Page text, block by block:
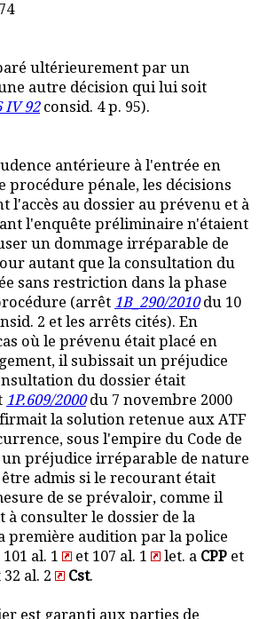
ultérieurement par un
autre décision qui lui soit
IV 92consid. 4 p. 95).
antérieure à l'entrée en
procédure pénale, les décisions
l'accès au dossier au prévenu et à
l'enquête préliminaire n'étaient
un dommage irréparable de
autant que la consultation du
sans restriction dans la phase
(arrêt 1B_290/2010du 10
2 et les arrêts cités). En
où le prévenu était placé en
il subissait un préjudice
du dossier était
1P.609/2000du 7 novembre 2000
la solution retenue aux ATF
sous l'empire du Code de
préjudice irréparable de nature
admis si le recourant était
de se prévaloir, comme il
consulter le dossier de la
première audition par la police
al. 1
et 107 al. 1 let. a CPP et
32 al. 2 Cst.
est garanti aux parties de